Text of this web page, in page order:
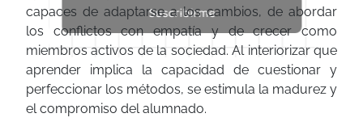
Suscribirme
capaces de adaptarse a los cambios, de abordar
los conflictos con empatía y de crecer como
miembros activos de la sociedad. Al interiorizar que
aprender implica la capacidad de cuestionar y
perfeccionar los métodos, se estimula la madurez y
el compromiso del alumnado.